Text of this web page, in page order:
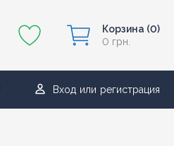
Корзина (0)
0 грн.
Вход или регистрация